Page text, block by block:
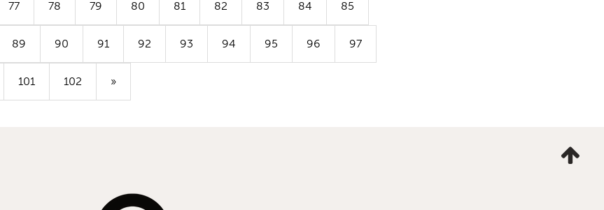
77 78 79 80 81 82 83 84 85
89 90 91 92 93 94 95 96 97
101 102 »
mig